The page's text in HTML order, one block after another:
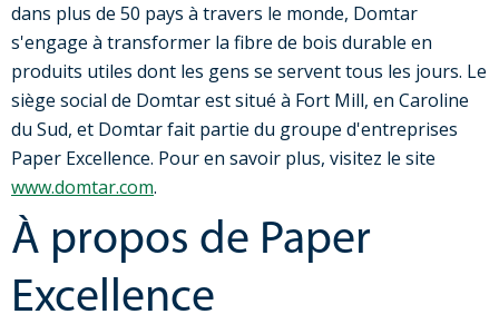
dans plus de 50 pays à travers le monde, Domtar
s'engage à transformer la fibre de bois durable en
produits utiles dont les gens se servent tous les jours. Le
siège social de Domtar est situé à Fort Mill, en Caroline
du Sud, et Domtar fait partie du groupe d'entreprises
Paper Excellence. Pour en savoir plus, visitez le site
www.domtar.com.
À propos de Paper
Excellence